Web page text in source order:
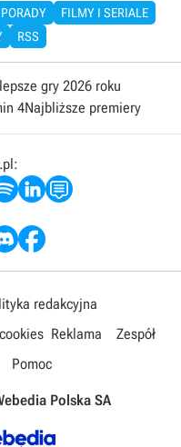
PORADY
FILMY I SERIALE
RSS
gry 2026 roku
4Najbliższe premiery
redakcyjna
Reklama
Zespół
Pomoc
Polska SA